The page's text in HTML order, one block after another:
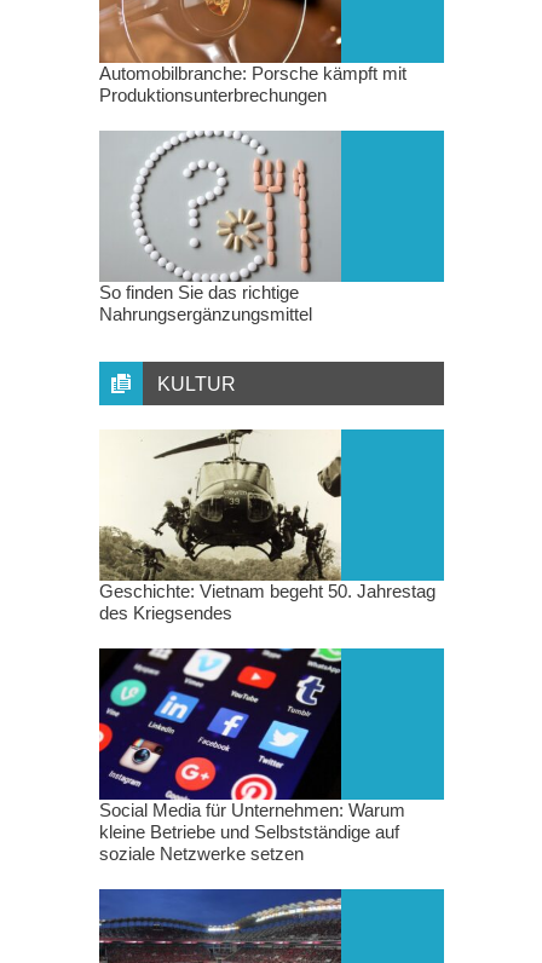
Automobilbranche: Porsche kämpft mit
Produktionsunterbrechungen
So finden Sie das richtige
Nahrungsergänzungsmittel
KULTUR
Geschichte: Vietnam begeht 50. Jahrestag
des Kriegsendes
Social Media für Unternehmen: Warum
kleine Betriebe und Selbstständige auf
soziale Netzwerke setzen